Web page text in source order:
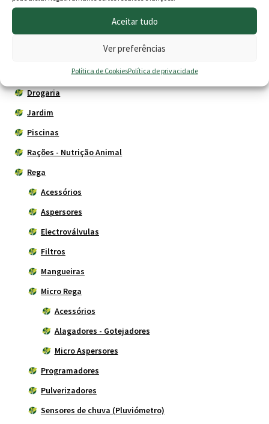
Aceitar tudo
Ver preferências
Política de CookiesPolítica de privacidade
Cercas eléctricas
Depósitos - Fossas
Drogaria
Jardim
Piscinas
Rações - Nutrição Animal
Rega
Acessórios
Aspersores
Electroválvulas
Filtros
Mangueiras
Micro Rega
Acessórios
Alagadores - Gotejadores
Micro Aspersores
Programadores
Pulverizadores
Sensores de chuva (Pluviómetro)